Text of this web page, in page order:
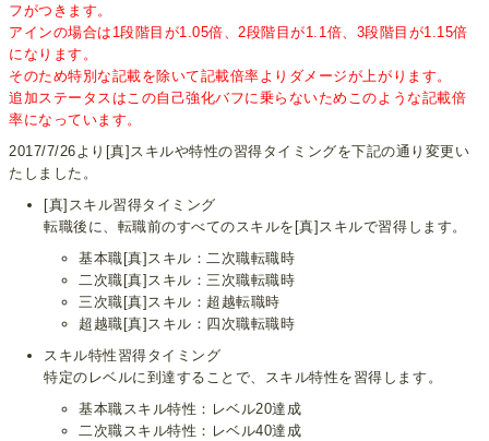
フがつきます。
アインの場合は1段階目が1.05倍、2段階目が1.1倍、3段階目が1.15倍
になります。
そのため特別な記載を除いて記載倍率よりダメージが上がります。
追加ステータスはこの自己強化バフに乗らないためこのような記載倍
率になっています。
2017/7/26より[真]スキルや特性の習得タイミングを下記の通り変更い
たしました。
[真]スキル習得タイミング
転職後に、転職前のすべてのスキルを[真]スキルで習得します。
基本職[真]スキル：二次職転職時
二次職[真]スキル：三次職転職時
三次職[真]スキル：超越転職時
超越職[真]スキル：四次職転職時
スキル特性習得タイミング
特定のレベルに到達することで、スキル特性を習得します。
基本職スキル特性：レベル20達成
二次職スキル特性：レベル40達成